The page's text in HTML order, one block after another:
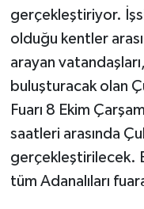
gerçekleştiriyor.
olduğu kentler
arayan
buluşturacak olan
Fuarı 8 Ekim
saatleri arasında
gerçekleştirilecek.
tüm Adanalıları